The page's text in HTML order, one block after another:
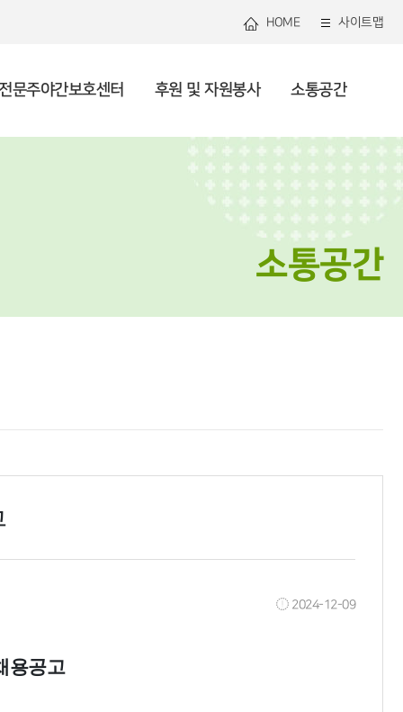
HOME 사이트맵
미션 및 비전
셔틀버스
건강생활지원
사회참여 및 권익증진
사업안내
문주야간보호센터
사업소개
후원 및 자원봉사 소통공간
복지소식
소통공간
2024-12-09
용공고